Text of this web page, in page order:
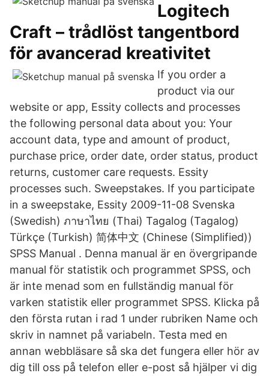
Logitech
Craft – trådlöst tangentbord
för avancerad kreativitet
If you order a
product via our
website or app, Essity collects and processes
the following personal data about you: Your
account data, type and amount of product,
purchase price, order date, order status, product
returns, customer care requests. Essity
processes such. Sweepstakes. If you participate
in a sweepstake, Essity 2009-11-08 Svenska
(Swedish) ภาษาไทย (Thai) Tagalog (Tagalog)
Türkçe (Turkish) 简体中文 (Chinese (Simplified))
SPSS Manual . Denna manual är en övergripande
manual för statistik och programmet SPSS, och
är inte menad som en fullständig manual för
varken statistik eller programmet SPSS. Klicka på
den första rutan i rad 1 under rubriken Name och
skriv in namnet på variabeln. Testa med en
annan webbläsare så ska det fungera eller hör av
dig till oss på telefon eller e-post så hjälper vi dig